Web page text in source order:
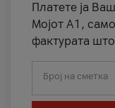
Платете ја
Мојот А1,
фактурата што
Број на сметка